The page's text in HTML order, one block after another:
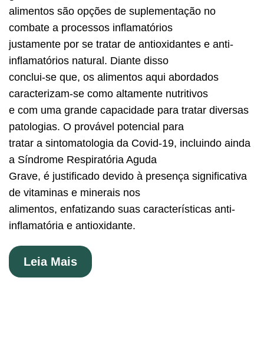
alimentos são opções de suplementação no
combate a processos inflamatórios
justamente por se tratar de antioxidantes e anti-
inflamatórios natural. Diante disso
conclui-se que, os alimentos aqui abordados
caracterizam-se como altamente nutritivos
e com uma grande capacidade para tratar diversas
patologias. O provável potencial para
tratar a sintomatologia da Covid-19, incluindo ainda
a Síndrome Respiratória Aguda
Grave, é justificado devido à presença significativa
de vitaminas e minerais nos
alimentos, enfatizando suas características anti-
inflamatória e antioxidante.
Leia Mais